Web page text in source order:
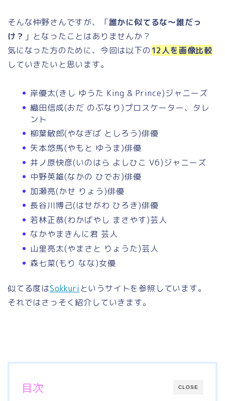
そんな仲野さんですが、「誰かに似てるな～誰だっ
け？ 」となったことはありませんか？
気になった方のために、今回は以下の12人を画像比較
していきたいと思います。
岸優太(きし ゆうた King & Prince)ジャニーズ
織田信成(おだ のぶなり)プロスケーター、タレ
ント
柳葉敏郎(やなぎば としろう)俳優
矢本悠馬(やもと ゆうま)俳優
井ノ原快彦(いのはら よしひこ V6)ジャニーズ
中野英雄(なかの ひでお)俳優
加瀬亮(かせ りょう)俳優
長谷川博己(はせがわ ひろき)俳優
若林正恭(わかばやし まさやす)芸人
なかやまきんに君 芸人
山里亮太(やまさと りょうた)芸人
森七菜(もり なな)女優
似てる度はSokkuri というサイトを参照しています。
それではさっそく紹介していきます。
CLOSE
目次